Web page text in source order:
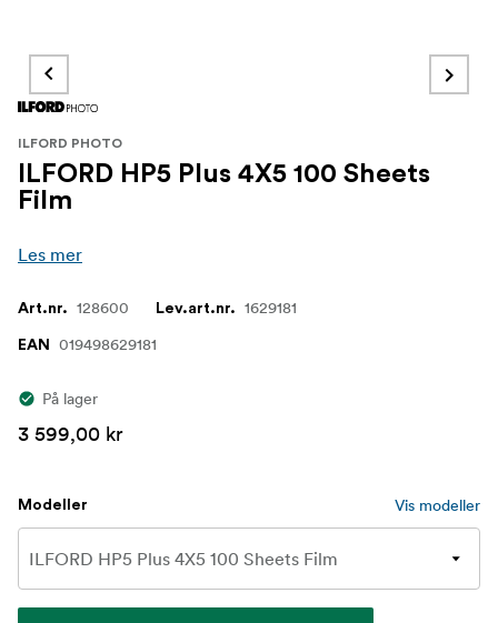
ILFORD PHOTO
ILFORD HP5 Plus 4X5 100 Sheets
Film
Les mer
Art.nr. 128600 Lev.art.nr. 1629181
EAN 019498629181
På lager
3 599,00 kr
Modeller Vis modeller